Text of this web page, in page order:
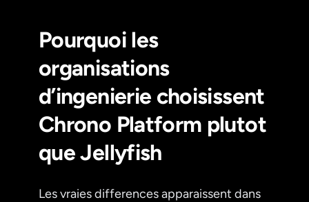
Pourquoi les
organisations
d’ingenierie choisissent
Chrono Platform plutot
que Jellyfish
Les vraies differences apparaissent dans